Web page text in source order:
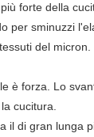
forte della
per sminuzzi
del micron.
è forza. Lo
cucitura.
il di gran lunga